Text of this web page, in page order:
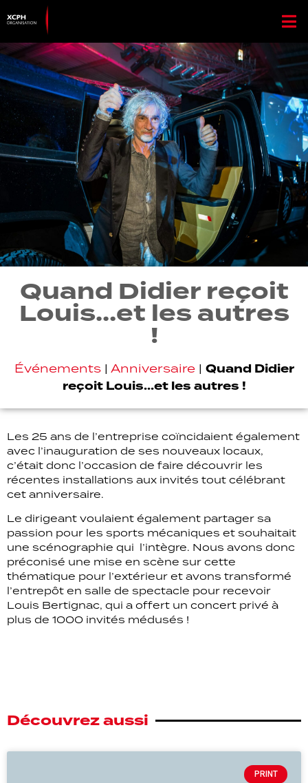
Quand Didier reçoit
Louis…et les autres
!
Événements| Anniversaire| Quand Didier
reçoit Louis…et les autres !
Les 25 ans de l’entreprise coïncidaient également
avec l’inauguration de ses nouveaux locaux,
c’était donc l’occasion de faire découvrir les
récentes installations aux invités tout célébrant
cet anniversaire.
Le dirigeant voulaient également partager sa
passion pour les sports mécaniques et souhaitait
une scénographie qui l’intègre. Nous avons donc
préconisé une mise en scène sur cette
thématique pour l’extérieur et avons transformé
l’entrepôt en salle de spectacle pour recevoir
Louis Bertignac, qui a offert un concert privé à
plus de 1000 invités médusés !
Découvrez aussi
PRINT